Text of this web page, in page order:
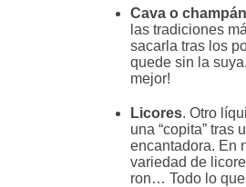
Cava o champán
las tradiciones
sacarla tras los
quede sin la
mejor!
Licores. Otro
una “copita” tras
encantadora. En
variedad de
ron… Todo lo